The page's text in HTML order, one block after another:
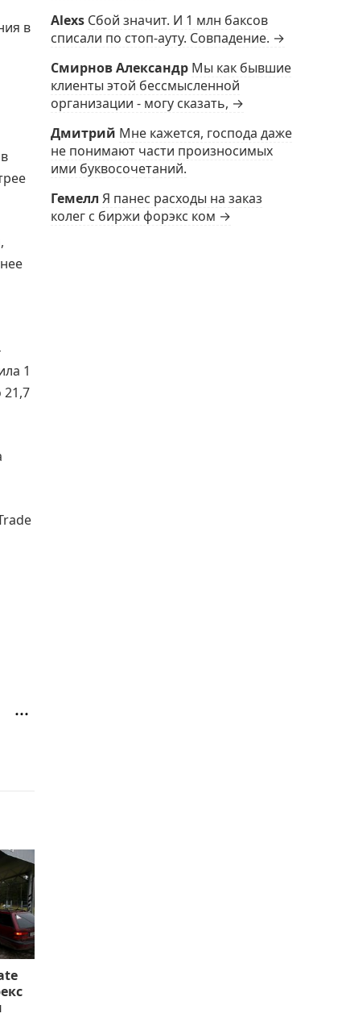
в
1
21,7
Alexs Сбой значит. И 1 млн баксов
списали по стоп-ауту. Совпадение. →
Смирнов Александр Мы как бывшие
клиенты этой бессмысленной
организации - могу сказать, →
Дмитрий Мне кажется, господа даже
не понимают части произносимых
ими буквосочетаний.
Гемелл Я панес расходы на заказ
колег с биржи форэкс ком →